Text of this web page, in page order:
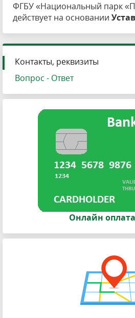
ФГБУ «Национальный парк
действует на основании
Контакты, реквизиты
Вопрос - Ответ
Онлайн оплата